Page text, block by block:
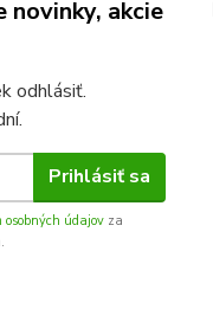
novinky, akcie
odhlásiť.
Prihlásiť sa
osobných údajov za